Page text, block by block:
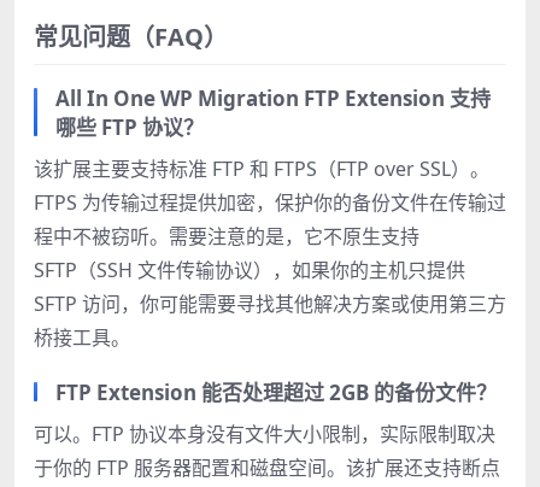
常见问题（FAQ）
All In One WP Migration FTP Extension 支持
哪些 FTP 协议？
该扩展主要支持标准 FTP 和 FTPS（FTP over SSL）。
FTPS 为传输过程提供加密，保护你的备份文件在传输过
程中不被窃听。需要注意的是，它不原生支持
SFTP（SSH 文件传输协议），如果你的主机只提供
SFTP 访问，你可能需要寻找其他解决方案或使用第三方
桥接工具。
FTP Extension 能否处理超过 2GB 的备份文件？
可以。FTP 协议本身没有文件大小限制，实际限制取决
于你的 FTP 服务器配置和磁盘空间。该扩展还支持断点